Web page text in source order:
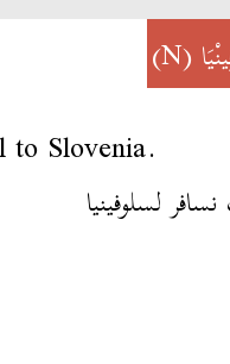
(N)
Slovenia.
لسلوفينيا